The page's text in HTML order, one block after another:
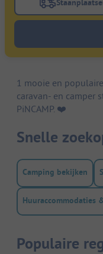
1 mooie en
caravan- en camper
PiNCAMP. ❤️️
Snelle
Camping bekijken
Huuraccommodaties
Populaire